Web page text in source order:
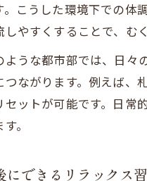
。こうした環境下での体
やすくすることで、む
ような都市部では、日々
つながります。例えば
セットが可能です。日
。
にできるリラックス